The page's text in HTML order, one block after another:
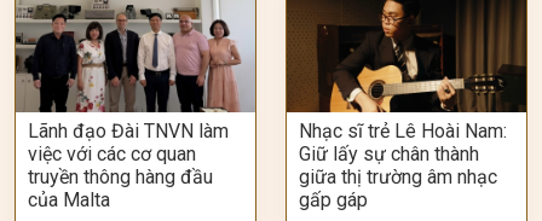
Lãnh đạo Đài TNVN làm
việc với các cơ quan
truyền thông hàng đầu
của Malta
Nhạc sĩ trẻ Lê Hoài Nam:
Giữ lấy sự chân thành
giữa thị trường âm nhạc
gấp gáp